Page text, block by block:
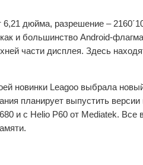
6,21 дюйма, разрешение –
и большинство Android-
части дисплея. Здесь
новинки Leagoo выбрала
планирует выпустить версии
и с Helio P60 от Mediatek. Все